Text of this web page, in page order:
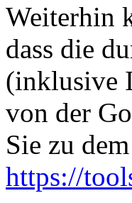
Weiterhin
dass die
(inklusive
von der
Sie zu
https://